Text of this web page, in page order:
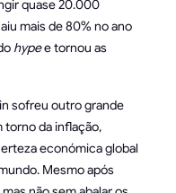
quase 20.000
mais de 80% no ano
hypee tornou as
sofreu outro grande
torno da inflação,
económica global
Mesmo após